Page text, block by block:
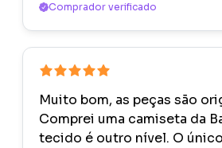
Comprador verificado
Muito bom, as peças são
Comprei uma camiseta da
tecido é outro nível. O